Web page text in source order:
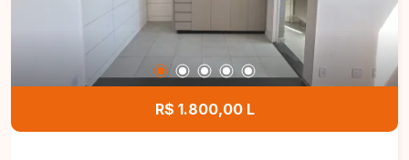
localização. Entre em contato com a Delta
Imóveis e agende sua visita para conhecer este
apartamento!
R$ 1.800,00 L